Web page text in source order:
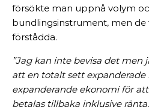
försökte man uppnå volym
bundlingsinstrument, men de
förstådda.
”Jag kan inte bevisa det
att en totalt sett
expanderande ekonomi för
betalas tillbaka inklusive